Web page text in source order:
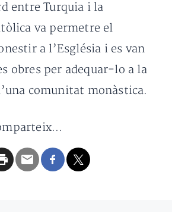
entre Turquia i la
va permetre el
a l’Església i es van
obres per adequar-lo a la
comunitat monàstica.